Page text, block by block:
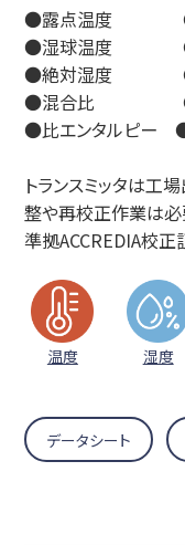
●露点温度 ●
●湿球温度 ●
●絶対湿度 ●
●混合比 ●水面
●比エンタルピー
トランスミッタは工
整や再校正作業は必
準拠ACCREDIA校正
温度 湿度
データシート